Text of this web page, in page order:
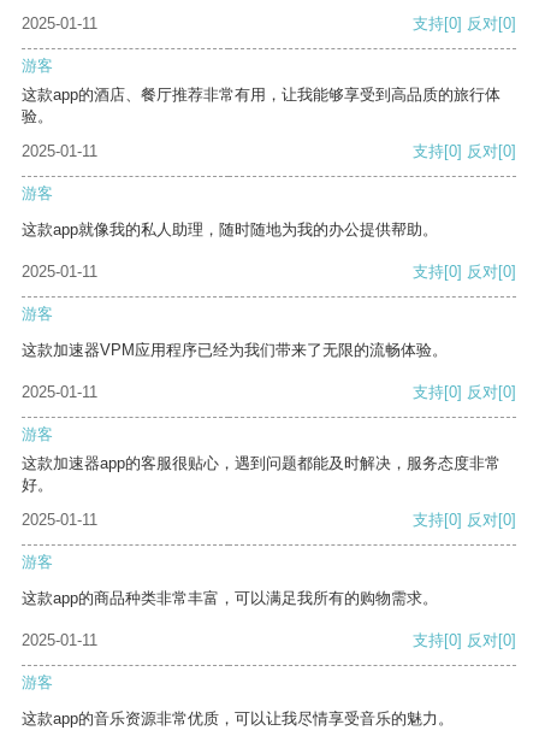
2025-01-11
支持[0] 反对[0]
游客
这款app的酒店、餐厅推荐非常有用，让我能够享受到高品质的旅行体
验。
2025-01-11
支持[0] 反对[0]
游客
这款app就像我的私人助理，随时随地为我的办公提供帮助。
2025-01-11 支持[0] 反对[0]
游客
这款加速器VPM应用程序已经为我们带来了无限的流畅体验。
2025-01-11 支持[0] 反对[0]
游客
这款加速器app的客服很贴心，遇到问题都能及时解决，服务态度非常
好。
2025-01-11
支持[0] 反对[0]
游客
这款app的商品种类非常丰富，可以满足我所有的购物需求。
2025-01-11 支持[0] 反对[0]
游客
这款app的音乐资源非常优质，可以让我尽情享受音乐的魅力。